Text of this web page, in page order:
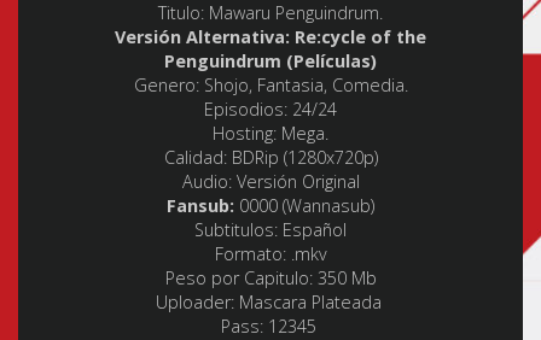
Titulo: Mawaru Penguindrum.
Versión Alternativa: Re:cycle of the
Penguindrum (Películas)
Genero:Shojo, Fantasia, Comedia.
Episodios: 24/24
Hosting: Mega.
Calidad: BDRip (1280x720p)
Audio:Versión Original
Fansub: 0000 (Wannasub)
Subtitulos: Español
Formato:.mkv
Peso por Capitulo: 350 Mb
Uploader: Mascara Plateada
Pass: 12345